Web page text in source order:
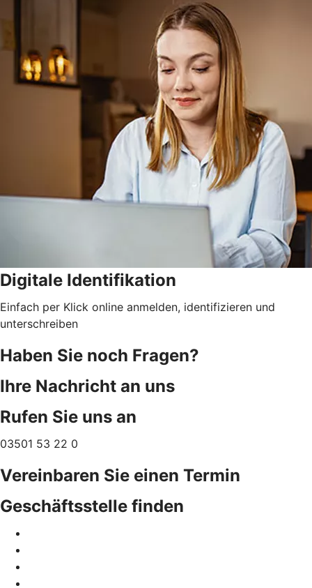
Digitale Identifikation
Einfach per Klick online anmelden, identifizieren und
unterschreiben
Haben Sie noch Fragen?
Ihre Nachricht an uns
Rufen Sie uns an
03501 53 22 0
Vereinbaren Sie einen Termin
Geschäftsstelle finden